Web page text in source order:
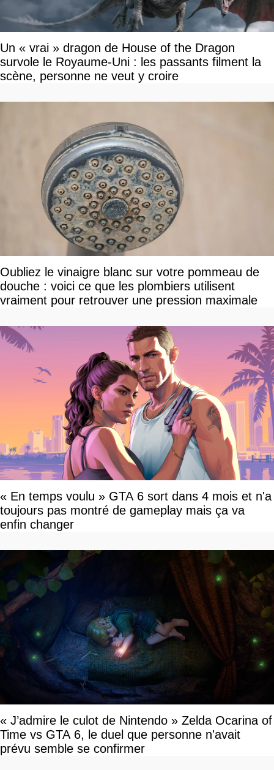
Un « vrai » dragon de House of the Dragon
survole le Royaume-Uni : les passants filment la
scène, personne ne veut y croire
Oubliez le vinaigre blanc sur votre pommeau de
douche : voici ce que les plombiers utilisent
vraiment pour retrouver une pression maximale
« En temps voulu » GTA 6 sort dans 4 mois et n'a
toujours pas montré de gameplay mais ça va
enfin changer
« J’admire le culot de Nintendo » Zelda Ocarina of
Time vs GTA 6, le duel que personne n'avait
prévu semble se confirmer